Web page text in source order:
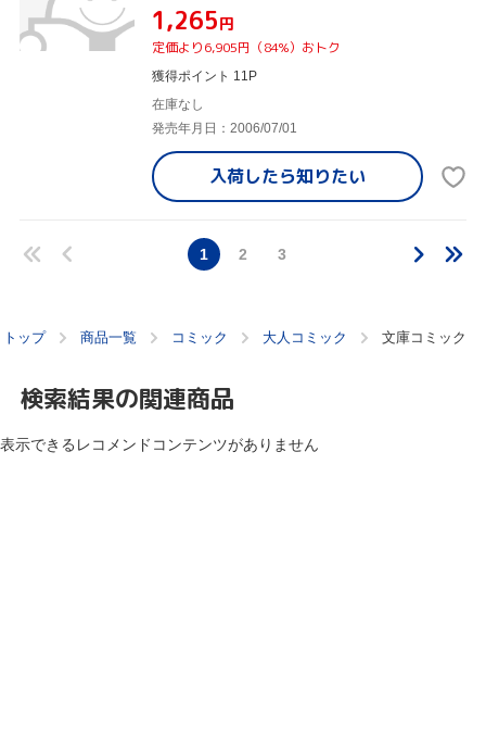
¥1,265円
定価より6,905円（84%）おトク
獲得ポイント 11P
在庫なし
発売年月日：2006/07/01
入荷したら知りたい
1 2 3
トップ 商品一覧 コミック 大人コミック 文庫コミック
検索結果の関連商品
表示できるレコメンドコンテンツがありません